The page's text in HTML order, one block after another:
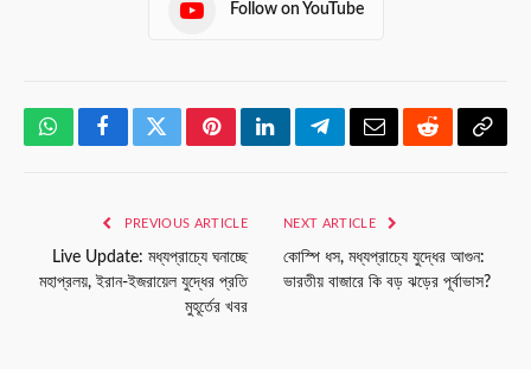
Follow on YouTube
WhatsAppFacebookTwitterPinterestLinkedInTelegramEmailRedditCopy
PREVIOUS ARTICLE
Live Update: মধ্যপ্রাচ্যে ঘনাচ্ছে
মহাপ্রলয়, ইরান-ইজরায়েল যুদ্ধের প্রতি
মুহূর্তের খবর
NEXT ARTICLE
কোস্পি ধস, মধ্যপ্রাচ্যে যুদ্ধের আগুন:
ভারতীয় বাজারে কি বড় ঝড়ের পূর্বাভাস?